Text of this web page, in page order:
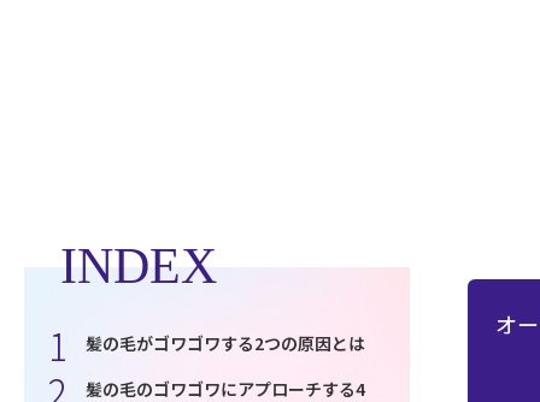
INDEX
髪の毛がゴワゴワする2つの原因とは
髪の毛のゴワゴワにアプローチする4
オ